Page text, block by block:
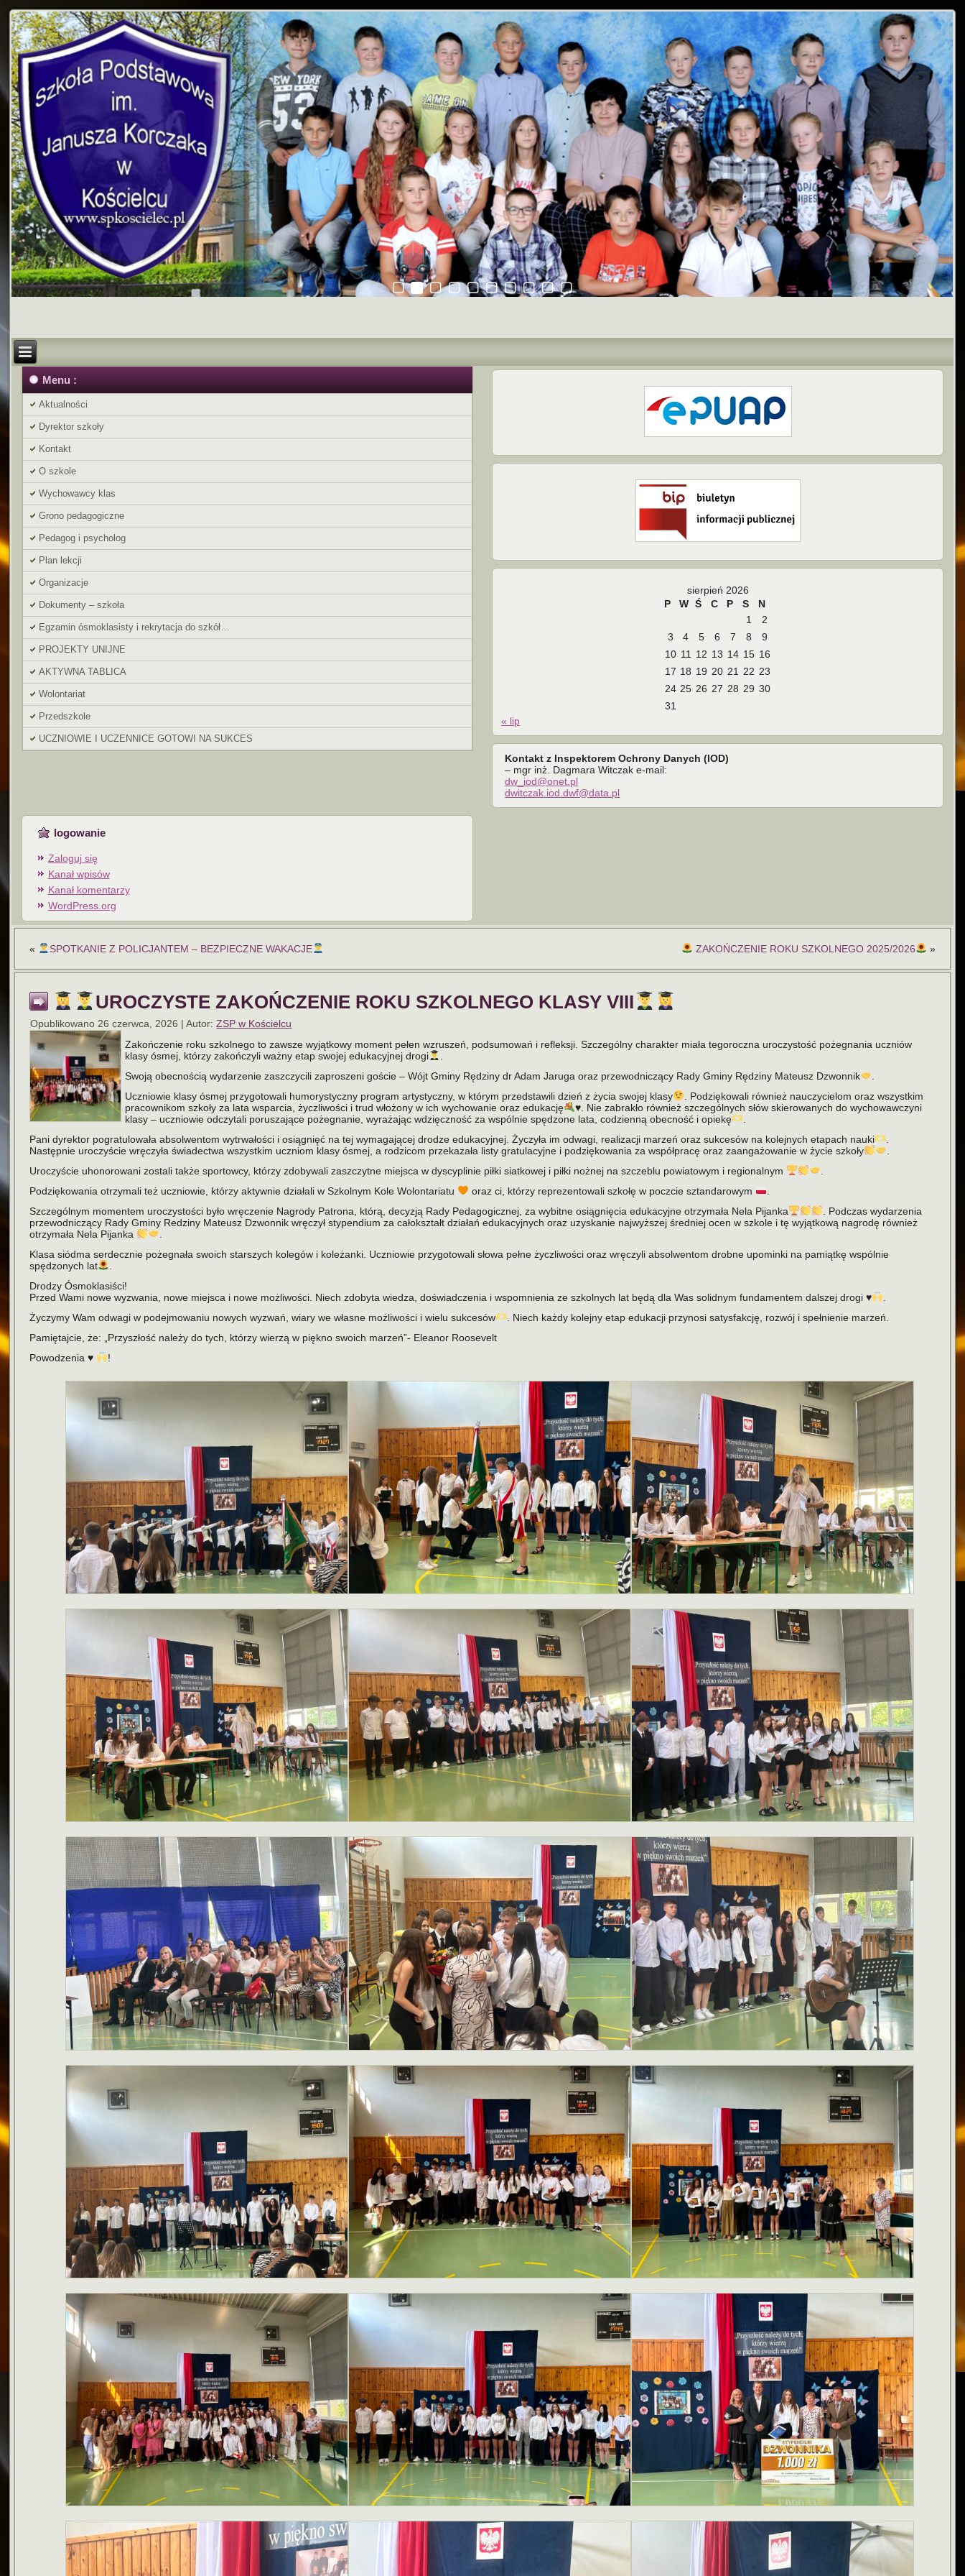
Menu :
Aktualności
Dyrektor szkoły
Kontakt
O szkole
Wychowawcy klas
Grono pedagogiczne
Pedagog i psycholog
Plan lekcji
Organizacje
Dokumenty – szkoła
Egzamin ósmoklasisty i rekrytacja do szkół…
PROJEKTY UNIJNE
AKTYWNA TABLICA
Wolontariat
Przedszkole
UCZNIOWIE I UCZENNICE GOTOWI NA SUKCES
sierpień 2026
P
W Ś C P S
N
1
2
3
4 5 6 7 8
9
10 11 12 13 14 15 16
17 18 19 20 21 22 23
24 25 26 27 28 29 30
31
« lip
Kontakt z Inspektorem Ochrony Danych (IOD)
– mgr inż. Dagmara Witczak e-mail:
dw_iod@onet.pl
dwitczak.iod.dwf@data.pl
logowanie
Zaloguj się
Kanał wpisów
Kanał komentarzy
WordPress.org
« SPOTKANIE Z POLICJANTEM – BEZPIECZNE WAKACJE ZAKOŃCZENIE ROKU SZKOLNEGO 2025/2026 »
UROCZYSTE ZAKOŃCZENIE ROKU SZKOLNEGO KLASY VIII
Opublikowano 26 czerwca, 2026 |Autor: ZSP w Kościelcu
Zakończenie roku szkolnego to zawsze wyjątkowy moment pełen wzruszeń, podsumowań i refleksji. Szczególny charakter miała tegoroczna uroczystość pożegnania uczniów
klasy ósmej, którzy zakończyli ważny etap swojej edukacyjnej drogi
Swoją obecnością wydarzenie zaszczycili zaproszeni goście – Wójt Gminy Rędziny dr Adam Jaruga oraz przewodniczący Rady Gminy Rędziny Mateusz Dzwonnik
Uczniowie klasy ósmej przygotowali humorystyczny program artystyczny, w którym przedstawili dzień z życia swojej klasy
. Podziękowali również nauczycielom oraz wszystkim
pracownikom szkoły za lata wsparcia, życzliwości i trud włożony w ich wychowanie oraz edukację
♥️ . Nie zabrakło również szczególnych słów skierowanych do wychowawczyni
klasy – uczniowie odczytali poruszające pożegnanie, wyrażając wdzięczność za wspólnie spędzone lata, codzienną obecność i opiekę
Pani dyrektor pogratulowała absolwentom wytrwałości i osiągnięć na tej wymagającej drodze edukacyjnej. Życzyła im odwagi, realizacji marzeń oraz sukcesów na kolejnych etapach nauki
Następnie uroczyście wręczyła świadectwa wszystkim uczniom klasy ósmej, a rodzicom przekazała listy gratulacyjne i podziękowania za współpracę oraz zaangażowanie w życie szkoły
Uroczyście uhonorowani zostali także sportowcy, którzy zdobywali zaszczytne miejsca w dyscyplinie piłki siatkowej i piłki nożnej na szczeblu powiatowym i regionalnym
Podziękowania otrzymali też uczniowie, którzy aktywnie działali w Szkolnym Kole Wolontariatu
oraz ci, którzy reprezentowali szkołę w poczcie sztandarowym
Szczególnym momentem uroczystości było wręczenie Nagrody Patrona, którą, decyzją Rady Pedagogicznej, za wybitne osiągnięcia edukacyjne otrzymała Nela Pijanka
. Podczas wydarzenia
przewodniczący Rady Gminy Redziny Mateusz Dzwonnik wręczył stypendium za całokształt działań edukacyjnych oraz uzyskanie najwyższej średniej ocen w szkole i tę wyjątkową nagrodę również
otrzymała Nela Pijanka
Klasa siódma serdecznie pożegnała swoich starszych kolegów i koleżanki. Uczniowie przygotowali słowa pełne życzliwości oraz wręczyli absolwentom drobne upominki na pamiątkę wspólnie
spędzonych lat
Drodzy Ósmoklasiści!
Przed Wami nowe wyzwania, nowe miejsca i nowe możliwości. Niech zdobyta wiedza, doświadczenia i wspomnienia ze szkolnych lat będą dla Was solidnym fundamentem dalszej drogi♥️
Życzymy Wam odwagi w podejmowaniu nowych wyzwań, wiary we własne możliwości i wielu sukcesów
. Niech każdy kolejny etap edukacji przynosi satysfakcję, rozwój i spełnienie marzeń.
Pamiętajcie, że: „Przyszłość należy do tych, którzy wierzą w piękno swoich marzeń”- Eleanor Roosevelt
Powodzenia♥️ !